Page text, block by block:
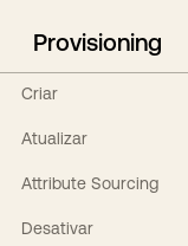
Provisioning
Criar
Atualizar
Attribute Sourcing
Desativar